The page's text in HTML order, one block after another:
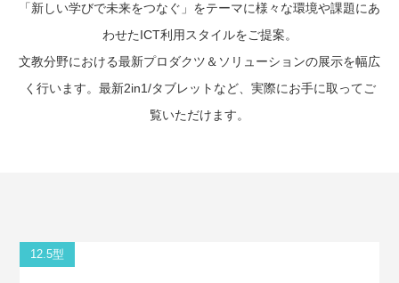
「新しい学びで未来をつなぐ」をテーマに様々な環境や課題にあ
わせたICT利用スタイルをご提案。
文教分野における最新プロダクツ＆ソリューションの展示を幅広
く行います。最新2in1/タブレットなど、実際にお手に取ってご
覧いただけます。
12.5型